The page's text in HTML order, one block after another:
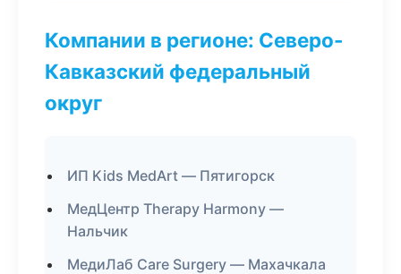
Компании в регионе: Северо-
Кавказский федеральный
округ
ИП Kids MedArt — Пятигорск
МедЦентр Therapy Harmony —
Нальчик
МедиЛаб Care Surgery — Махачкала